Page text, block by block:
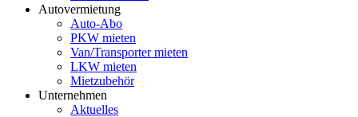
Autovermietung
Auto-Abo
PKW mieten
Van/Transporter mieten
LKW mieten
Mietzubehör
Unternehmen
Aktuelles